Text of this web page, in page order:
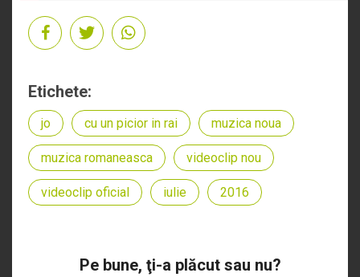
Etichete:
jo cu un picior in rai muzica noua
muzica romaneasca videoclip nou
videoclip oficial iulie 2016
Pe bune, ţi-a plăcut sau nu?